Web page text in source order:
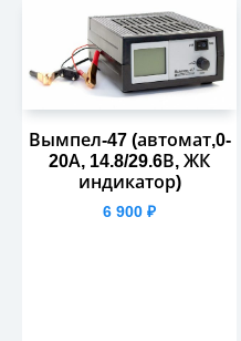
Вымпел-47 (автомат,0-
20А, 14.8/29.6В, ЖК
индикатор)
6 900 ₽